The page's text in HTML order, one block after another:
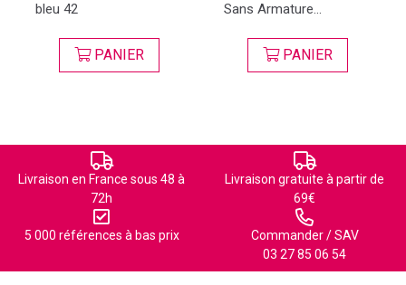
bleu 42
PANIER
Sans Armature...
PANIER
Livraison en France sous 48 à
72h
Livraison gratuite à partir de
69€
5 000 références à bas prix
Commander / SAV
03 27 85 06 54